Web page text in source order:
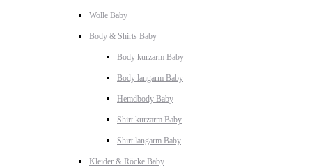
Wolle Baby
Body & Shirts Baby
Body kurzarm Baby
Body langarm Baby
Hemdbody Baby
Shirt kurzarm Baby
Shirt langarm Baby
Kleider & Röcke Baby